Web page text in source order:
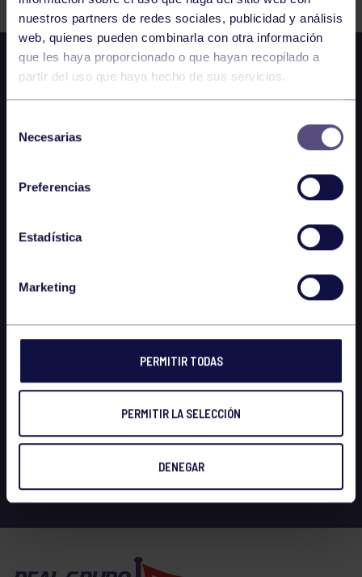
nuestros partners de redes sociales, publicidad y análisis
web, quienes pueden combinarla con otra información
que les haya proporcionado o que hayan recopilado a
partir del uso que haya hecho de sus servicios.
Necesarias
Preferencias
Estadística
Marketing
PERMITIR TODAS
PERMITIR LA SELECCIÓN
DENEGAR